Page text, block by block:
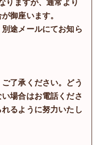
りますが、通常より
御座います。
途メールにてお知ら
了承ください。どう
場合はお電話くださ
るように努力いたし